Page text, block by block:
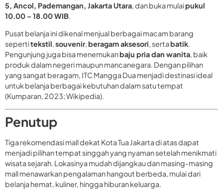
5, Ancol, Pademangan, Jakarta Utara, dan buka mulaipukul
10.00 – 18.00 WIB.
Pusat belanja ini dikenal menjual berbagai macam barang
sepertitekstil,souvenir,beragam aksesori, sertabatik.
Pengunjung juga bisa menemukanbaju pria dan wanita, baik
produk dalam negeri maupun mancanegara. Dengan pilihan
yang sangat beragam, ITC Mangga Dua menjadi destinasi ideal
untuk belanja berbagai kebutuhan dalam satu tempat
(Kumparan, 2023; Wikipedia).
Penutup
Tiga rekomendasi mall dekat Kota Tua Jakarta di atas dapat
menjadi pilihan tempat singgah yang nyaman setelah menikmati
wisata sejarah. Lokasinya mudah dijangkau dan masing-masing
mall menawarkan pengalaman hangout berbeda, mulai dari
belanja hemat, kuliner, hingga hiburan keluarga.